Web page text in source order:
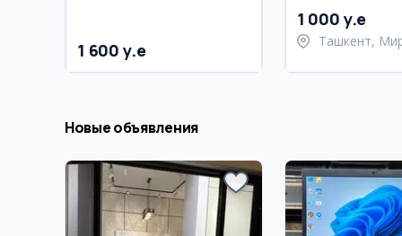
1 600 y.e
1 000 y.e
Ташкент,
Новые объявления